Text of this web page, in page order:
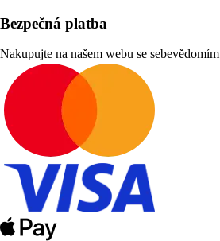
Bezpečná platba
Nakupujte na našem webu se sebevědomím